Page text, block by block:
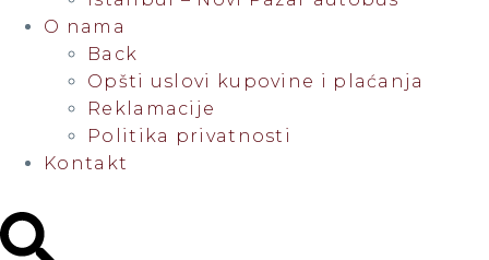
O nama
Back
Opšti uslovi kupovine i plaćanja
Reklamacije
Politika privatnosti
Kontakt